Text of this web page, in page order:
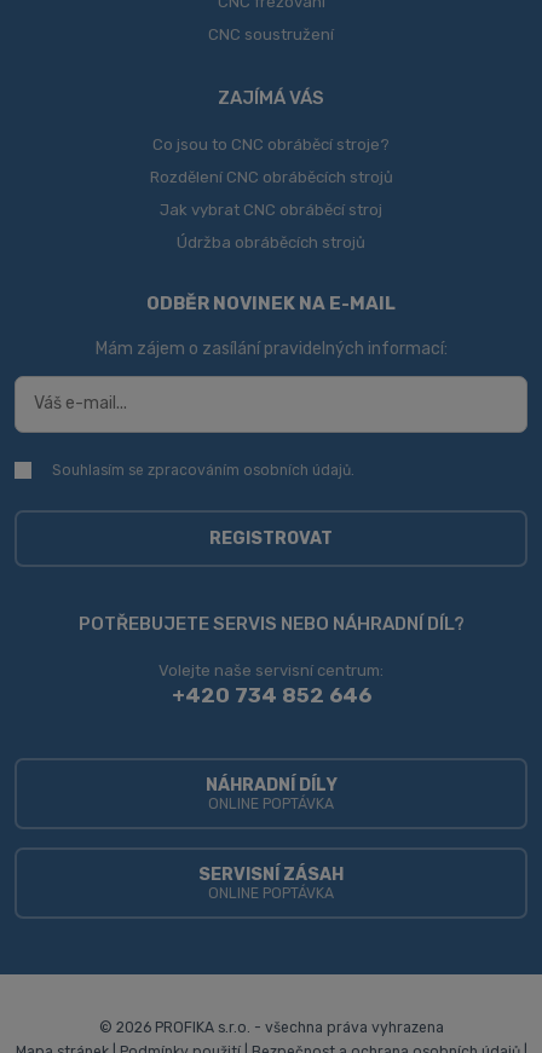
CNC soustružení
ZAJÍMÁ VÁS
Co jsou to CNC obráběcí stroje?
Rozdělení CNC obráběcích strojů
Jak vybrat CNC obráběcí stroj
Údržba obráběcích strojů
ODBĚR NOVINEK NA E-MAIL
Mám zájem o zasílání pravidelných informací:
Souhlasím
zpracováním
Souhlasím se zpracováním osobních údajů.
REGISTROVAT
se
POTŘEBUJETE SERVIS NEBO NÁHRADNÍ DÍL?
Volejte naše servisní centrum:
+420 734 852 646
NÁHRADNÍ DÍLY
ONLINE POPTÁVKA
SERVISNÍ ZÁSAH
ONLINE POPTÁVKA
© 2026 PROFIKA s.r.o. - všechna práva vyhrazena